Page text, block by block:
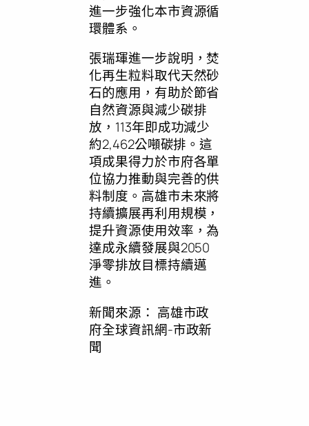
進一步強化本市資源循
環體系。
張瑞琿進一步說明，焚
化再生粒料取代天然砂
石的應用，有助於節省
自然資源與減少碳排
放，113年即成功減少
約2,462公噸碳排。這
項成果得力於市府各單
位協力推動與完善的供
料制度。高雄市未來將
持續擴展再利用規模，
提升資源使用效率，為
達成永續發展與2050
淨零排放目標持續邁
進。
新聞來源： 高雄市政
府全球資訊網-市政新
聞